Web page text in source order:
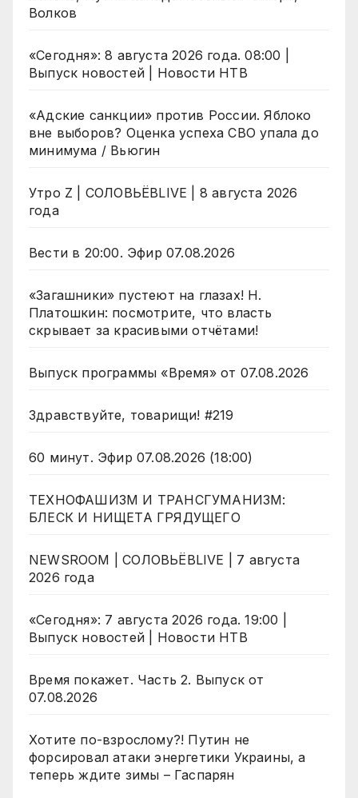
Волков
«Сегодня»: 8 августа 2026 года. 08:00 |
Выпуск новостей | Новости НТВ
«Адские санкции» против России. Яблоко
вне выборов? Оценка успеха СВО упала до
минимума / Вьюгин
Утро Z | СОЛОВЬЁВLIVE | 8 августа 2026
года
Вести в 20:00. Эфир 07.08.2026
«Загашники» пустеют на глазах! Н.
Платошкин: посмотрите, что власть
скрывает за красивыми отчётами!
Выпуск программы «Время» от 07.08.2026
Здравствуйте, товарищи! #219
60 минут. Эфир 07.08.2026 (18:00)
ТЕХНОФАШИЗМ И ТРАНСГУМАНИЗМ:
БЛЕСК И НИЩЕТА ГРЯДУЩЕГО
NEWSROOM | СОЛОВЬЁВLIVE | 7 августа
2026 года
«Сегодня»: 7 августа 2026 года. 19:00 |
Выпуск новостей | Новости НТВ
Время покажет. Часть 2. Выпуск от
07.08.2026
Хотите по-взрослому?! Путин не
форсировал атаки энергетики Украины, а
теперь ждите зимы – Гаспарян